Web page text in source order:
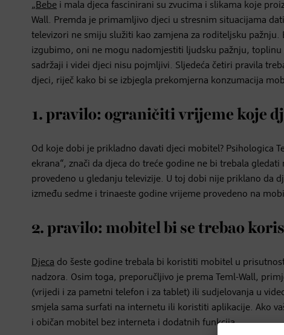
„Bebe i mala djeca fascinirani su zvucima i slikama koje
Wall. Premda je primamljivo djeci u stresnim situacijama
televizori ne smiju služiti kao zamjena za roditeljsku
izgubimo, oni ne mogu nadomjestiti ljudsku pažnju,
sadržaji i videi djeci nisu pojmljivi. Sljedeća četiri pravila
djeci, riječ kako bi se izbjegla prekomjerna konzumacija
1. pravilo: ograničiti vrijeme koje
Od koje dobi je prikladno davati djeci mobitel? Psihologica
ekrana“, znači da djeca do treće godine ne bi trebala
provedeno u gledanju televizije. U toj dobi nije priklano da
između sedme i trinaeste godine vrijeme provedeno na
2. pravilo: mobitel bi se trebao
Djeca do šeste godine trebala bi koristiti mobitel u
nadzora. Osim toga, preporučljivo je prema Teml-Wall,
(vrijedi i za pametni telefon i za tablet) ili sudjelovanja u
smjela sama surfati na internetu ili koristiti aplikacije. Ako
i običan mobitel bez interneta i dodatnih funkcija.